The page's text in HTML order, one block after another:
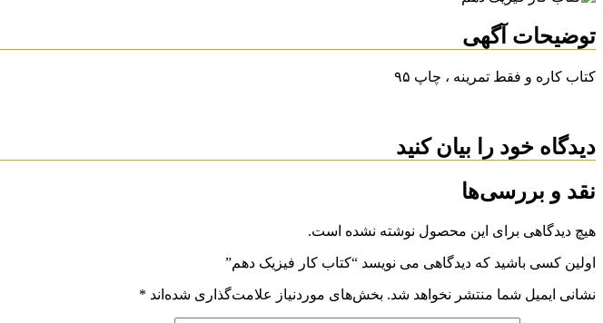
توضیحات آگهی
کتاب کاره و فقط تمرینه ، چاپ ۹۵
دیدگاه خود را بیان کنید
نقد و بررسی‌ها
هیچ دیدگاهی برای این محصول نوشته نشده است.
اولین کسی باشید که دیدگاهی می نویسد “کتاب کار فیزیک دهم”
نشانی ایمیل شما منتشر نخواهد شد. بخش‌های موردنیاز علامت‌گذاری شده‌اند *